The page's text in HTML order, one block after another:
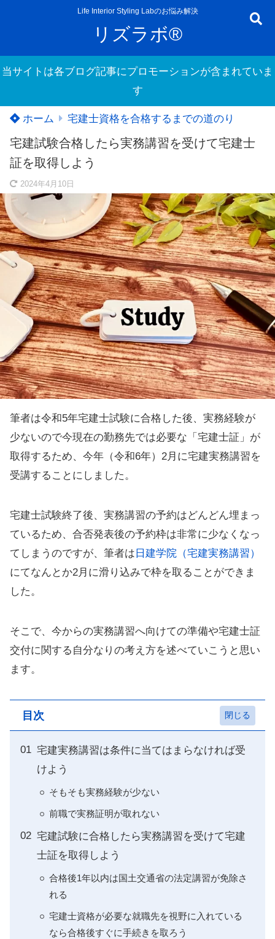
Life Interior Styling Labのお悩み解決
リズラボ®
当サイトは各ブログ記事にプロモーションが含まれていま
す
ホーム 宅建士資格を合格するまでの道のり
宅建試験合格したら実務講習を受けて宅建士
証を取得しよう
2024年4月10日
筆者は令和5年宅建士試験に合格した後、実務経験が
少ないので今現在の勤務先では必要な「宅建士証」が
取得するため、今年（令和6年）2月に宅建実務講習を
受講することにしました。
宅建士試験終了後、実務講習の予約はどんどん埋まっ
ているため、合否発表後の予約枠は非常に少なくなっ
てしまうのですが、筆者は 日建学院（宅建実務講習）
にてなんとか2月に滑り込みで枠を取ることができま
した。
そこで、今からの実務講習へ向けての準備や宅建士証
交付に関する自分なりの考え方を述べていこうと思い
ます。
目次
宅建実務講習は条件に当てはまらなければ受
けよう
そもそも実務経験が少ない
前職で実務証明が取れない
宅建試験に合格したら実務講習を受けて宅建
士証を取得しよう
合格後1年以内は国土交通省の法定講習が免除さ
れる
宅建士資格が必要な就職先を視野に入れている
なら合格後すぐに手続きを取ろう